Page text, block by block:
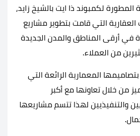
لكمبوند ذا ايت بالشيخ زايد،
التي قامت بتطوير مشاريع
في أرقى المناطق والمدن الجديدة
من العملاء.
المعمارية الرائعة التي
من خلال تعاونها مع أكبر
والتنفيذيين لهذا تتسم مشاريعها